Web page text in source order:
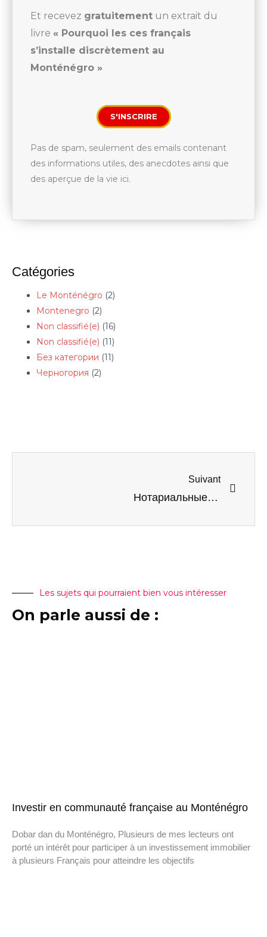
Et recevez gratuitement un extrait du
livre « Pourquoi les ces français
s’installe discrètement au
Monténégro »
S'INSCRIRE
Pas de spam, seulement des emails contenant
des informations utiles, des anecdotes ainsi que
des aperçue de la vie ici.
Catégories
Le Monténégro (2)
Montenegro (2)
Non classifié(e) (16)
Non classifié(e) (11)
Без категории (11)
Черногория (2)
Suivant
Нотариальные расходы в Черногории
Les sujets qui pourraient bien vous intéresser
On parle aussi de :
Investir en communauté française au Monténégro
Dobar dan du Monténégro, Plusieurs de mes lecteurs ont
porté un intérêt pour participer à un investissement immobilier
à plusieurs Français pour atteindre les objectifs